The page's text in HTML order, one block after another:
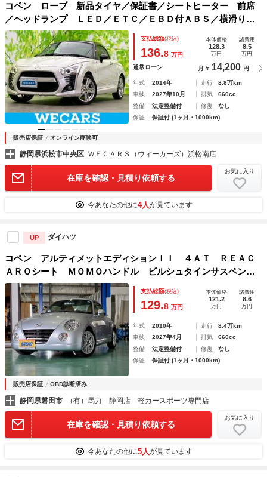
コペン ローブ 新品タイヤ／保証書／シートヒーター 前席
／ヘッドランプ ＬＥＤ／ＥＴＣ／ＥＢＤ付ＡＢＳ／横滑り防
止装置／ターボ／エアバッグ 運転席／エアバッグ 助手席／
アルミホイール 純正 １６インチ
支払総額(税込)
136.8 万円
本体価格
128.3
万円
諸費用
8.5
万円
通常ローン 月々 14,200 円
年式 2014年 走行
8.8万km
車検
2027年10月 排気
660cc
整備
法定整備付 修復
なし
保証
保証付 (1ヶ月・1000km)
販売店保証 オンライン商談可
静岡県浜松市中央区 ＷＥＣＡＲＳ（ウィーカーズ）浜松南店
在庫を確認・見積り依頼する
お気に入り
今あなたの他に4人が見ています
UP ダイハツ
コペン アルティメットエディションＩＩ ４ＡＴ ＲＥＡＣ
ＡＲＯシート ＭＯＭＯハンドル ビルシュタインサスペンシ
ョン ＢＢＳアルミホイール ＨＩＤヘッドライト 社外ナ
ビ ＥＴＣ 屋内展示車両 専門店整備済み
支払総額(税込)
129.8 万円
本体価格
121.2
万円
諸費用
8.6
万円
年式 2010年 走行
8.4万km
車検
2027年4月 排気
660cc
整備
法定整備付 修復
なし
保証
保証付 (1ヶ月・1000km)
販売店保証 OBD診断済み
静岡県磐田市 （有）馬力 静岡店 軽カースポーツ専門店
在庫を確認・見積り依頼する
お気に入り
今あなたの他に5人が見ています